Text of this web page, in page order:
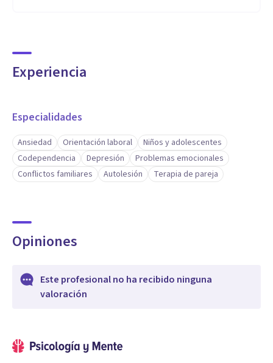
Experiencia
Especialidades
Ansiedad Orientación laboral
Niños y adolescentes
Codependencia
Depresión
Problemas emocionales
Conflictos familiares
Autolesión Terapia de pareja
Opiniones
Este profesional no ha recibido ninguna
valoración